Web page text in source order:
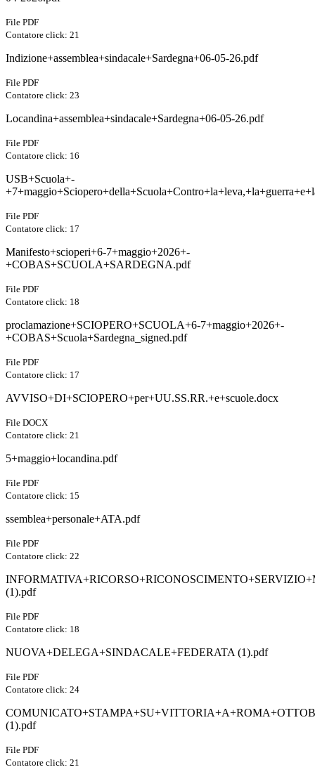
File PDF
Contatore click: 21
Indizione+assemblea+sindacale+Sardegna+06-05-26.pdf
File PDF
Contatore click: 23
Locandina+assemblea+sindacale+Sardegna+06-05-26.pdf
File PDF
Contatore click: 16
USB+Scuola+-
File PDF
Contatore click: 17
Manifesto+scioperi+6-7+maggio+2026+-
+COBAS+SCUOLA+SARDEGNA.pdf
File PDF
Contatore click: 18
proclamazione+SCIOPERO+SCUOLA+6-7+maggio+2026+-
+COBAS+Scuola+Sardegna_signed.pdf
File PDF
Contatore click: 17
AVVISO+DI+SCIOPERO+per+UU.SS.RR.+e+scuole.docx
File DOCX
Contatore click: 21
5+maggio+locandina.pdf
File PDF
Contatore click: 15
ssemblea+personale+ATA.pdf
File PDF
Contatore click: 22
(1).pdf
File PDF
Contatore click: 18
NUOVA+DELEGA+SINDACALE+FEDERATA (1).pdf
File PDF
Contatore click: 24
(1).pdf
File PDF
Contatore click: 21